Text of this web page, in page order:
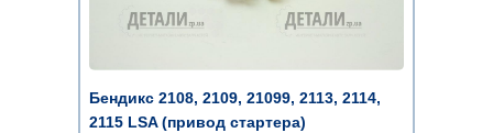
Бендикс 2108, 2109, 21099, 2113, 2114,
2115 LSA (привод стартера)